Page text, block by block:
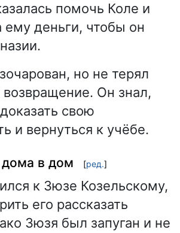
помочь Коле и
деньги, чтобы он
но не терял
Он знал,
свою
и вернуться к учёбе.
дома в дом [ред.]
к Зюзе Козельскому,
его рассказать
Зюзя был запуган и не